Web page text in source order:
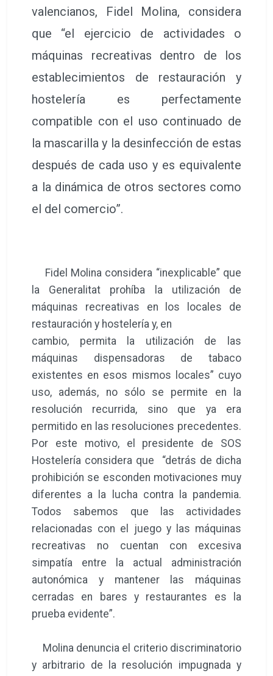
valencianos, Fidel Molina, considera
que “el ejercicio de actividades o
máquinas recreativas dentro de los
establecimientos de restauración y
hostelería es perfectamente
compatible con el uso continuado de
la mascarilla y la desinfección de estas
después de cada uso y es equivalente
a la dinámica de otros sectores como
el del comercio”.
Fidel Molina considera “inexplicable” que
la Generalitat prohíba la utilización de
máquinas recreativas en los locales de
restauración y hostelería y, en
cambio, permita la utilización de las
máquinas dispensadoras de tabaco
existentes en esos mismos locales” cuyo
uso, además, no sólo se permite en la
resolución recurrida, sino que ya era
permitido en las resoluciones precedentes.
Por este motivo, el presidente de SOS
Hostelería considera que “detrás de dicha
prohibición se esconden motivaciones muy
diferentes a la lucha contra la pandemia.
Todos sabemos que las actividades
relacionadas con el juego y las máquinas
recreativas no cuentan con excesiva
simpatía entre la actual administración
autonómica y mantener las máquinas
cerradas en bares y restaurantes es la
prueba evidente”.
Molina denuncia el criterio discriminatorio
y arbitrario de la resolución impugnada y